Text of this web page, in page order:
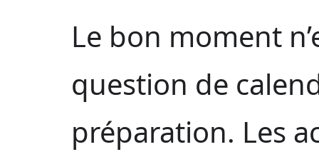
Le bon moment
question de
préparation. Les